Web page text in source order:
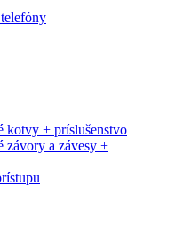
kotvy + príslušenstvo
závory a závesy +